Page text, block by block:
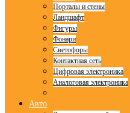
Порталы и стены
Ландшафт
Фигуры
Фонари
Светофоры
Контактная сеть
Цифровая электроника
Аналоговая электроника
Авто